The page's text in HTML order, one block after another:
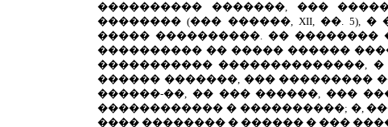
���������� �������, ���
�������� (��� ������, XII, ��. 5),
����� ����������. �� ��������
���������� �� ����� ������
����������� ��������������,
������ �������, ��� ���������
������-��, �� ��� ������, ���
������������ � ����������; �,
���� �������� � ������ � ���